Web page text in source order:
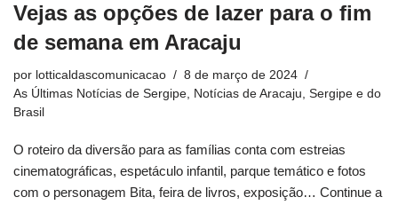
Vejas as opções de lazer para o fim
de semana em Aracaju
por lotticaldascomunicacao
8 de março de 2024
As Últimas Notícias de Sergipe, Notícias de Aracaju, Sergipe e do
Brasil
O roteiro da diversão para as famílias conta com estreias
cinematográficas, espetáculo infantil, parque temático e fotos
com o personagem Bita, feira de livros, exposição… Continue a